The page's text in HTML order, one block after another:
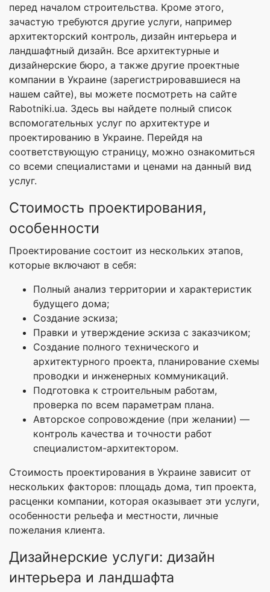
перед началом строительства. Кроме этого,
зачастую требуются другие услуги, например
архитекторский контроль, дизайн интерьера и
ландшафтный дизайн. Все архитектурные и
дизайнерские бюро, а также другие проектные
компании в Украине (зарегистрировавшиеся на
нашем сайте), вы можете посмотреть на сайте
Rabotniki.ua. Здесь вы найдете полный список
вспомогательных услуг по архитектуре и
проектированию в Украине. Перейдя на
соответствующую страницу, можно ознакомиться
со всеми специалистами и ценами на данный вид
услуг.
Стоимость проектирования,
особенности
Проектирование состоит из нескольких этапов,
которые включают в себя:
Полный анализ территории и характеристик
будущего дома;
Создание эскиза;
Правки и утверждение эскиза с заказчиком;
Создание полного технического и
архитектурного проекта, планирование схемы
проводки и инженерных коммуникаций.
Подготовка к строительным работам,
проверка по всем параметрам плана.
Авторское сопровождение (при желании) —
контроль качества и точности работ
специалистом-архитектором.
Стоимость проектирования в Украине зависит от
нескольких факторов: площадь дома, тип проекта,
расценки компании, которая оказывает эти услуги,
особенности рельефа и местности, личные
пожелания клиента.
Дизайнерские услуги: дизайн
интерьера и ландшафта